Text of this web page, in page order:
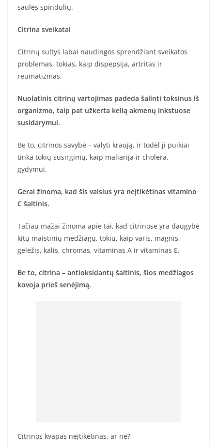
saulės spindulių.
Citrina sveikatai
Citrinų sultys labai naudingos sprendžiant sveikatos
problemas, tokias, kaip dispepsija, artritas ir
reumatizmas.
Nuolatinis citrinų vartojimas padeda šalinti toksinus iš
organizmo, taip pat užkerta kelią akmenų inkstuose
susidarymui.
Be to, citrinos savybė – valyti kraują, ir todėl ji puikiai
tinka tokių susirgimų, kaip maliarija ir cholera,
gydymui.
Gerai žinoma, kad šis vaisius yra neįtikėtinas vitamino
C šaltinis.
Tačiau mažai žinoma apie tai, kad citrinose yra daugybė
kitų maistinių medžiagų, tokių, kaip varis, magnis,
geležis, kalis, chromas, vitaminas A ir vitaminas E.
Be to, citrina – antioksidantų šaltinis, šios medžiagos
kovoja prieš senėjimą.
Citrinos kvapas neįtikėtinas, ar ne?